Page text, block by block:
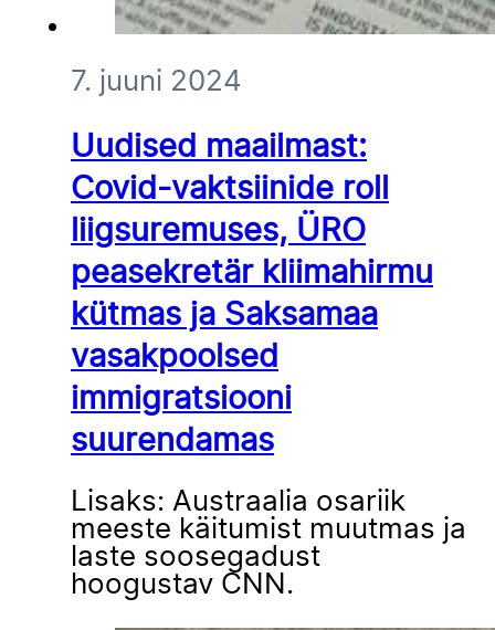
7. juuni 2024
Uudised maailmast:
Covid-vaktsiinide roll
liigsuremuses, ÜRO
peasekretär kliimahirmu
kütmas ja Saksamaa
vasakpoolsed
immigratsiooni
suurendamas
Lisaks: Austraalia osariik
meeste käitumist muutmas ja
laste soosegadust
hoogustav CNN.